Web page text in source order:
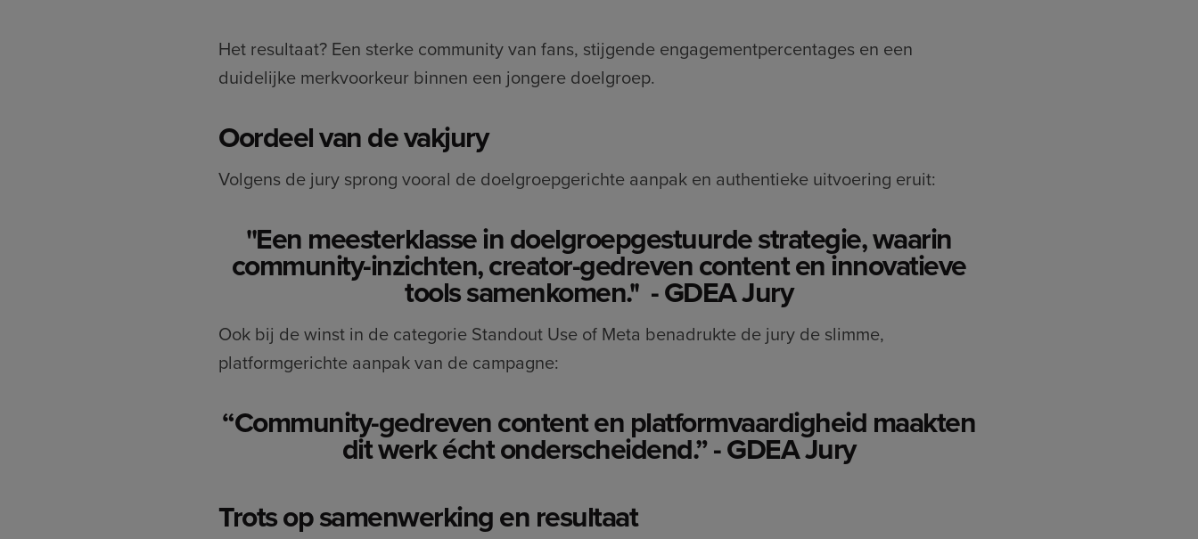
Het resultaat? Een sterke community van fans, stijgende engagementpercentages en een
duidelijke merkvoorkeur binnen een jongere doelgroep.
Oordeel van de vakjury
Volgens de jury sprong vooral de doelgroepgerichte aanpak en authentieke uitvoering eruit:
''Een meesterklasse in doelgroepgestuurde strategie, waarin
community-inzichten, creator-gedreven content en innovatieve
tools samenkomen.'' - GDEAJury
Ook bij de winst in de categorie Standout Use of Meta benadrukte de jury de slimme,
platformgerichte aanpak van de campagne:
“Community-gedreven content en platformvaardigheid maakten
dit werk écht onderscheidend.” - GDEA Jury
Trots op samenwerking en resultaat